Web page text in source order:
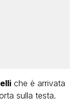
che è arrivata
sulla testa.